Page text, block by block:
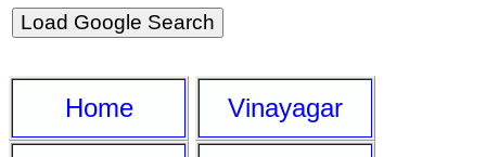
Load Google Search
Home Vinayagar